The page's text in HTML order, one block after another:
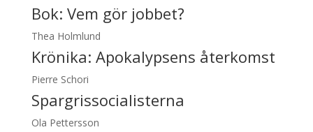
Bok: Vem gör jobbet?
Thea Holmlund
Krönika: Apokalypsens återkomst
Pierre Schori
Spargrissocialisterna
Ola Pettersson